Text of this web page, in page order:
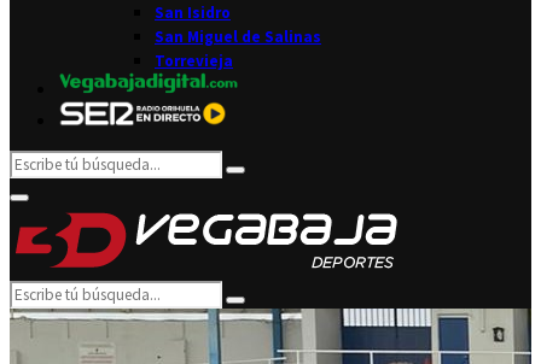
San Isidro
San Miguel de Salinas
Torrevieja
Search
for:
Search
Primary
Menu
Search
for:
Search